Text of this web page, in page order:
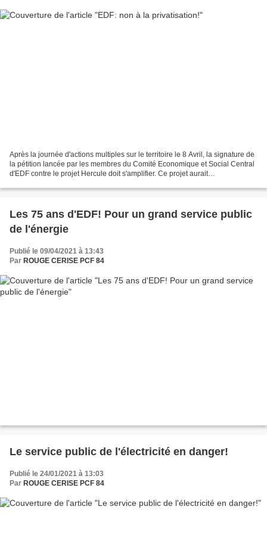
Après la journée d'actions multiples sur le territoire le 8 Avril, la signature de
la pétition lancée par les membres du Comité Economique et Social Central
d'EDF contre le projet Hercule doit s'amplifier. Ce projet aurait
Les 75 ans d'EDF! Pour un grand service public
de l'énergie
Publié le 09/04/2021 à 13:43
Par ROUGE CERISE PCF 84
Le service public de l'électricité en danger!
Publié le 24/01/2021 à 13:03
Par ROUGE CERISE PCF 84